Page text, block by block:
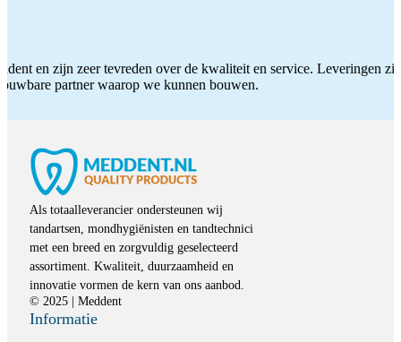
en zijn zeer tevreden over de kwaliteit en service. Leveringen
partner waarop we kunnen bouwen.
Als totaalleverancier ondersteunen wij
tandartsen, mondhygiënisten en tandtechnici
met een breed en zorgvuldig geselecteerd
assortiment. Kwaliteit, duurzaamheid en
innovatie vormen de kern van ons aanbod.
© 2025 | Meddent
Informatie